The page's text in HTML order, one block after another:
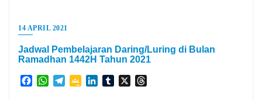
14 APRIL 2021
Jadwal Pembelajaran Daring/Luring di Bulan
Ramadhan 1442H Tahun 2021
FacebookWhatsApp
TelegramGoogleLinkedInTumblr
X